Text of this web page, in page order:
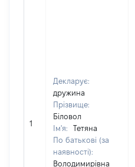
1
Декларує:
дружина
Прізвище:
Біловол
Ім'я:
Тетяна
По батькові (за
наявності):
Володимирівна